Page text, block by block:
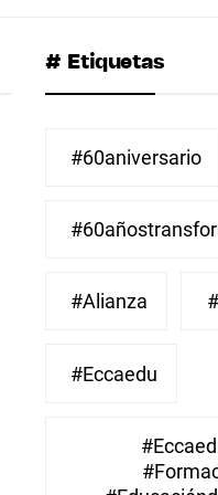
# Etiquetas
#60aniversario
#Alianza
#eccaedu